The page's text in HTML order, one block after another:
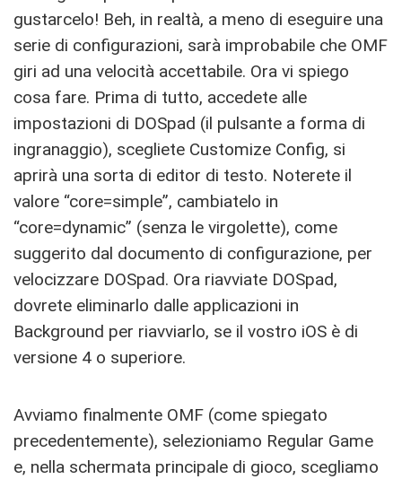
gustarcelo! Beh, in realtà, a meno di eseguire una
serie di configurazioni, sarà improbabile che OMF
giri ad una velocità accettabile. Ora vi spiego
cosa fare. Prima di tutto, accedete alle
impostazioni di DOSpad (il pulsante a forma di
ingranaggio), scegliete Customize Config, si
aprirà una sorta di editor di testo. Noterete il
valore “core=simple”, cambiatelo in
“core=dynamic” (senza le virgolette), come
suggerito dal documento di configurazione, per
velocizzare DOSpad. Ora riavviate DOSpad,
dovrete eliminarlo dalle applicazioni in
Background per riavviarlo, se il vostro iOS è di
versione 4 o superiore.
Avviamo finalmente OMF (come spiegato
precedentemente), selezioniamo Regular Game
e, nella schermata principale di gioco, scegliamo